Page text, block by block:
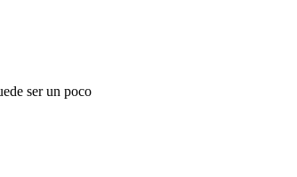
ser un poco